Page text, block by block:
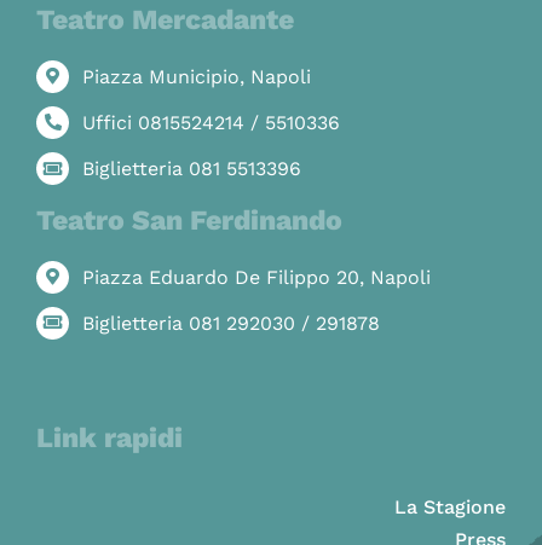
Teatro Mercadante
Piazza Municipio, Napoli
Uffici 0815524214 / 5510336
Biglietteria 081 5513396
Teatro San Ferdinando
Piazza Eduardo De Filippo 20, Napoli
Biglietteria 081 292030 / 291878
Link rapidi
La Stagione
Press